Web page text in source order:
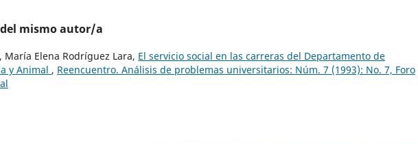
mismo autor/a
María Elena Rodríguez Lara, El servicio social en las carreras del Departamento de
y Animal , Reencuentro. Análisis de problemas universitarios: Núm. 7 (1993): No. 7, Foro